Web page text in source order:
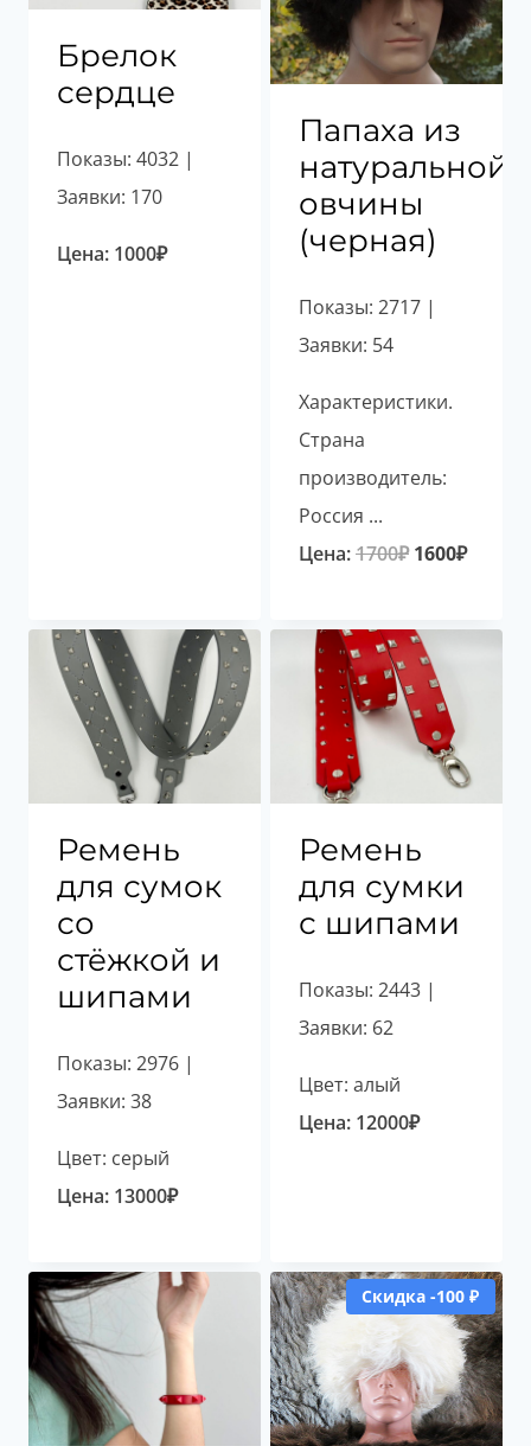
Брелок
сердце
Показы: 4032 |
Заявки: 170
Цена: 1000₽
Папаха из
натуральной
овчины
(черная)
Показы: 2717 |
Заявки: 54
Характеристики.
Страна
производитель:
Россия ...
Цена:1700₽
составляла
1700₽.
1600₽
1600₽.
Ремень
для сумок
со
стёжкой и
шипами
Показы: 2976 |
Заявки: 38
Цвет: серый
Цена: 13000₽
Ремень
для сумки
с шипами
Показы: 2443 |
Заявки: 62
Цвет: алый
Цена: 12000₽
Скидка -100 ₽